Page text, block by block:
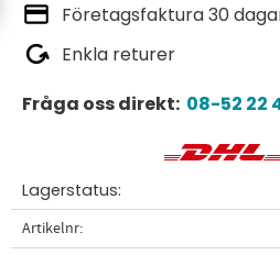
Företagsfaktura 30
Enkla returer
Fråga oss direkt: 08-52 22
Lagerstatus
Artikelnr